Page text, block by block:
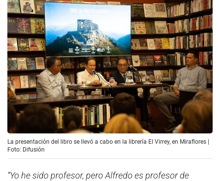
La presentación del libro se llevó a cabo en la librería El Virrey, en Miraflores |
Foto: Difusión
“Yo he sido profesor, pero Alfredo es profesor de